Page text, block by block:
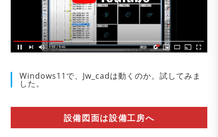
Windows11で、Jw_cadは動くのか。試してみま
した。
設備図面は設備工房へ